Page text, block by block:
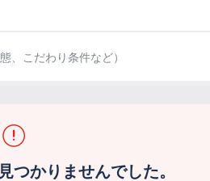
、こだわり条件など）
つかりませんでした。